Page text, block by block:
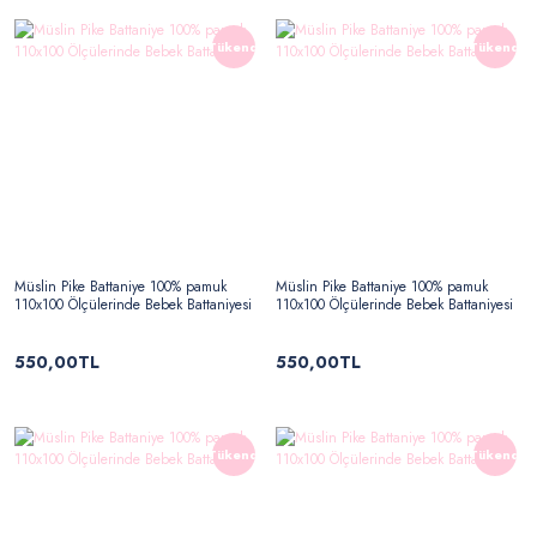
Tükendi
Müslin Pike Battaniye 100% pamuk
110x100 Ölçülerinde Bebek Battaniyesi
550,00TL
Tükendi
Müslin Pike Battaniye 100% pamuk
110x100 Ölçülerinde Bebek Battaniyesi
550,00TL
Tükendi Tükendi